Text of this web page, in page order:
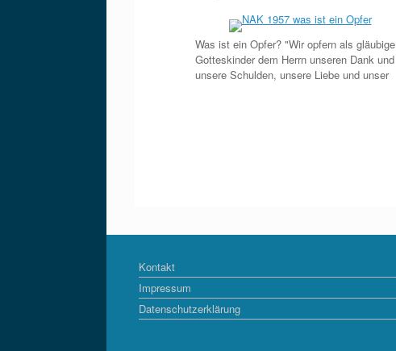
Was ist ein Opfer? "Wir opfern als gläubige
Gotteskinder dem Herrn unseren Dank und
unsere Schulden, unsere Liebe und unser
Kontakt
Impressum
Datenschutzerklärung